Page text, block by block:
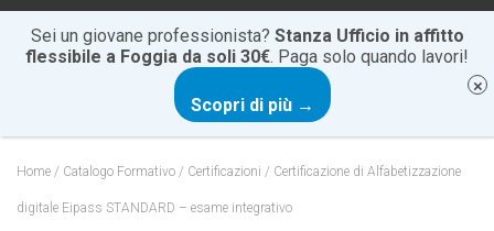
+39 0881 20 60 85
V
Home / Catalogo Formativo / Certificazioni / Certificazione di Alfabetizzazione
digitale Eipass STANDARD – esame integrativo
Sei un giovane professionista? Stanza Ufficio in affitto
flessibile a Foggia da soli 30€. Paga solo quando lavori!
Scopri di più →